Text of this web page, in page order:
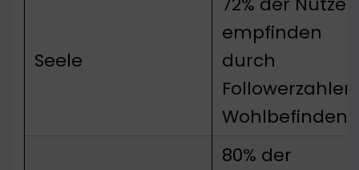
Seele
empfinden
durch
Followerzahlen
Wohlbefinden
80% der